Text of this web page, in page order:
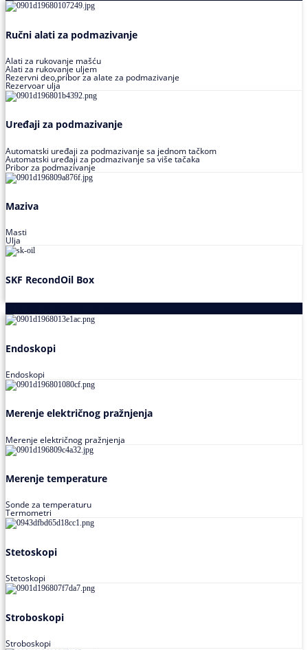
Ručni alati za podmazivanje
Alati za rukovanje mašću
Alati za rukovanje uljem
Rezervni deo,pribor za alate za podmazivanje
Rezervoar ulja
Uređaji za podmazivanje
Automatski uređaji za podmazivanje sa jednom tačkom
Automatski uređaji za podmazivanje sa više tačaka
Pribor za podmazivanje
Maziva
Masti
Ulja
SKF RecondOil Box
Endoskopi
Endoskopi
Merenje električnog pražnjenja
Merenje električnog pražnjenja
Merenje temperature
Sonde za temperaturu
Termometri
Stetoskopi
Stetoskopi
Stroboskopi
Stroboskopi